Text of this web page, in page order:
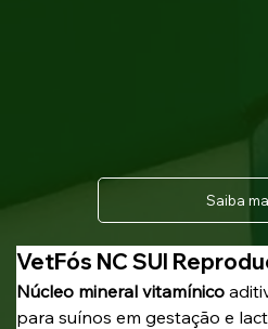
VetFós NC SUI
Núcleo mineral vitamínico
para suínos em gestação e
Saiba